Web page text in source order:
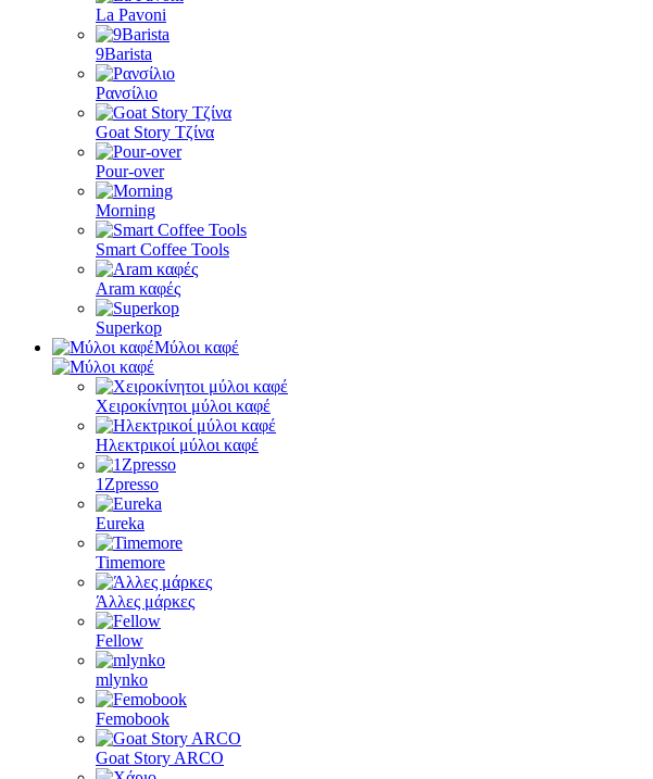
La Pavoni
9Barista
Ρανσίλιο
Goat Story Τζίνα
Pour-over
Morning
Smart Coffee Tools
Aram καφές
Superkop
Μύλοι καφέ
Χειροκίνητοι μύλοι καφέ
Ηλεκτρικοί μύλοι καφέ
1Zpresso
Eureka
Timemore
Άλλες μάρκες
Fellow
mlynko
Femobook
Goat Story ARCO